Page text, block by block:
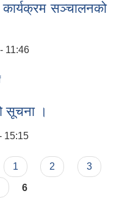
सञ्चालनको
11:46
कार्यक्रम सञ्चालनको लागि
सूचना ।
15:15
1 2
3
6